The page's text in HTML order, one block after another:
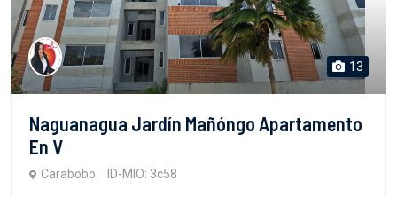
13
Naguanagua Jardín Mañóngo Apartamento
En V
Carabobo ID-MIO: 3c58